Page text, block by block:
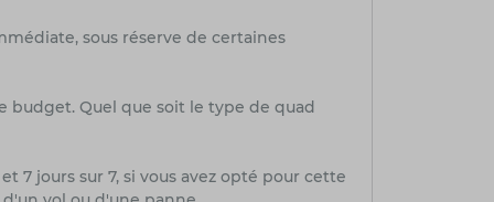
sous réserve de certaines
budget. Quel que soit le type de quad
7 jours sur 7, si vous avez opté pour cette